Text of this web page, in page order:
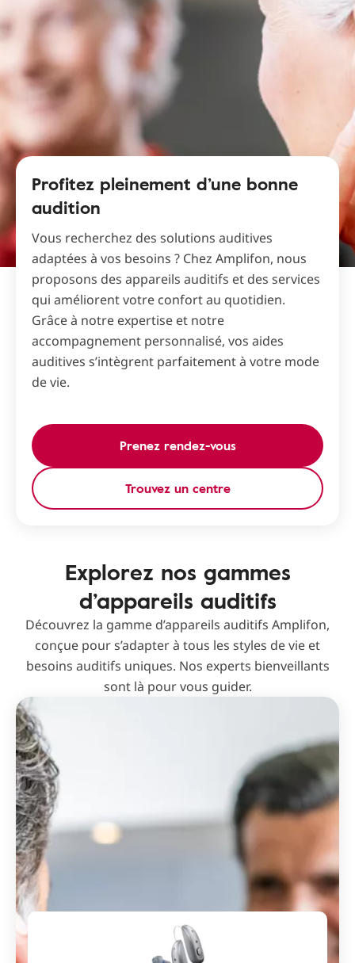
Profitez pleinement d’une bonne
audition
Vous recherchez des solutions auditives
adaptées à vos besoins ? Chez Amplifon, nous
proposons des appareils auditifs et des services
qui améliorent votre confort au quotidien.
Grâce à notre expertise et notre
accompagnement personnalisé, vos aides
auditives s’intègrent parfaitement à votre mode
de vie.
Prenez rendez-vous
Trouvez un centre
Explorez nos gammes
d’appareils auditifs
Découvrez la gamme d’appareils auditifs Amplifon,
conçue pour s’adapter à tous les styles de vie et
besoins auditifs uniques. Nos experts bienveillants
sont là pour vous guider.